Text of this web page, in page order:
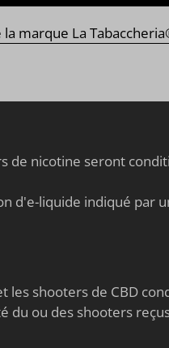
marque La
de nicotine seront
d'e-liquide indiqué par
shooters de CBD
du ou des shooters